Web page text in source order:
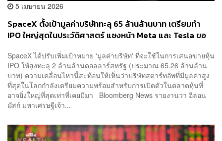
5 เมษายน 2026
SpaceX ตั้งเป้ามูลค่าบริษัททะลุ 65 ล้านล้านบาท เตรียมทำ
IPO ใหญ่สุดในประวัติศาสตร์ แซงหน้า Meta และ Tesla ขอ
SpaceX ได้ปรับเพิ่มเป้าหมาย 'มูลค่าบริษัท' ที่จะใช้ในการเสนอขายหุ้น
IPO ให้สูงทะลุ 2 ล้านล้านดอลลาร์สหรัฐ (ประมาณ 65.26 ล้านล้าน
บาท) ความเคลื่อนไหวนี้สะท้อนให้เห็นว่าบริษัทสตาร์ทอัพที่มีมูลค่าสูง
ที่สุดในโลกกำลังเตรียมความพร้อมสำหรับการเปิดตัวในตลาดหุ้นที่
อาจยิ่งใหญ่ที่สุดเท่าที่เคยมีมา Bloomberg News รายงานว่า อีลอน
มัสก์ มหาเศรษฐีเจ้า...